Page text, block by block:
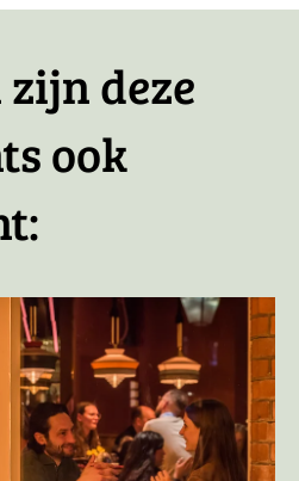
deze
ook